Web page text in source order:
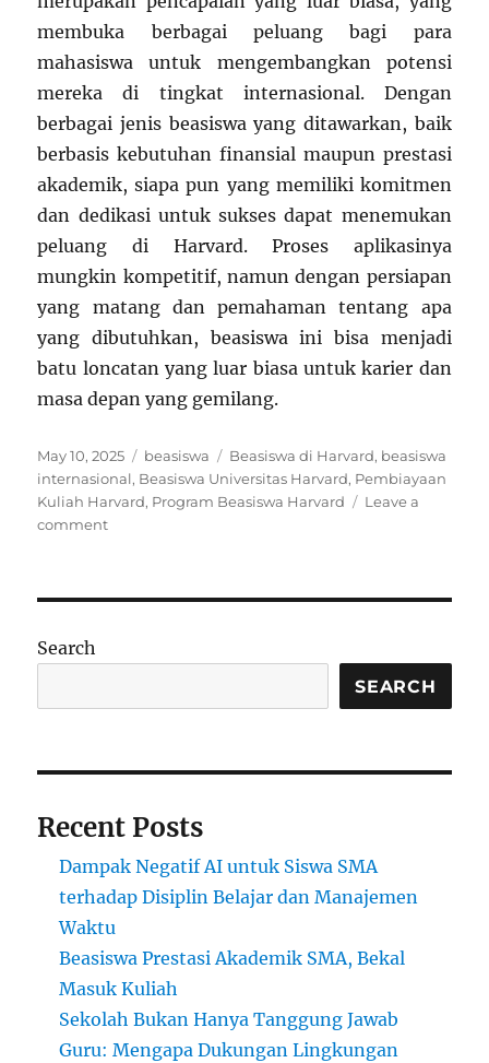
membuka berbagai peluang bagi para
mahasiswa untuk mengembangkan potensi
mereka di tingkat internasional. Dengan
berbagai jenis beasiswa yang ditawarkan, baik
berbasis kebutuhan finansial maupun prestasi
akademik, siapa pun yang memiliki komitmen
dan dedikasi untuk sukses dapat menemukan
peluang di Harvard. Proses aplikasinya
mungkin kompetitif, namun dengan persiapan
yang matang dan pemahaman tentang apa
yang dibutuhkan, beasiswa ini bisa menjadi
batu loncatan yang luar biasa untuk karier dan
masa depan yang gemilang.
Posted
on
May 10, 2025 Categories
beasiswa Tags
Beasiswa di Harvard, beasiswa
internasional, Beasiswa Universitas Harvard, Pembiayaan
Kuliah Harvard, Program Beasiswa Harvard
Leave a
commenton
Beasiswa
Kampus
Search
SEARCH
Recent Posts
Dampak Negatif AI untuk Siswa SMA
terhadap Disiplin Belajar dan Manajemen
Waktu
Beasiswa Prestasi Akademik SMA, Bekal
Masuk Kuliah
Sekolah Bukan Hanya Tanggung Jawab
Guru: Mengapa Dukungan Lingkungan